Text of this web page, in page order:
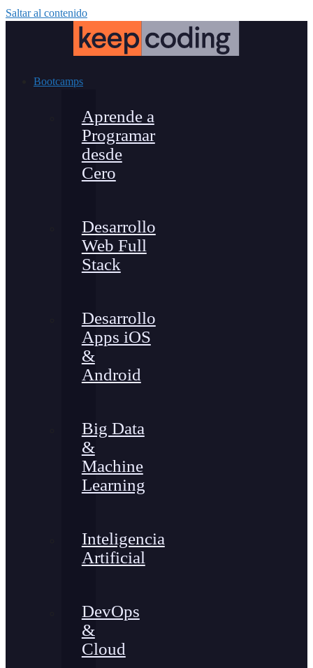
Saltar al contenido
Bootcamps
Aprende a
Programar
desde
Cero
Desarrollo
Web Full
Stack
Desarrollo
Apps iOS
&
Android
Big Data
&
Machine
Learning
Inteligencia
Artificial
DevOps
&
Cloud